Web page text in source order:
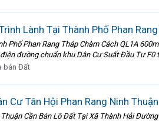
Lành Tại Thành Phố Phan
Phố Phan Rang Tháp Chàm Cách QL1A
đường chuẩn khu Dân Cư Suất Đầu Tư F0
bán Đất
Cư Tân Hội Phan Rang Ninh Thuận
Cần Bán Lô Đất Tại Xã Thành Hải